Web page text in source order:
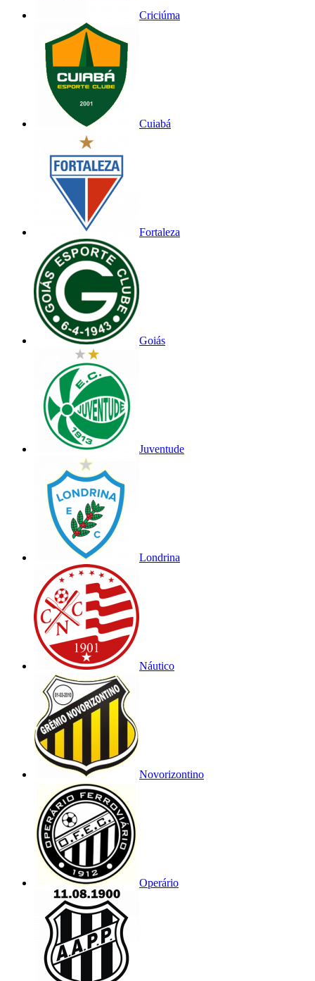
Criciúma
Cuiabá
Fortaleza
Goiás
Juventude
Londrina
Náutico
Novorizontino
Operário